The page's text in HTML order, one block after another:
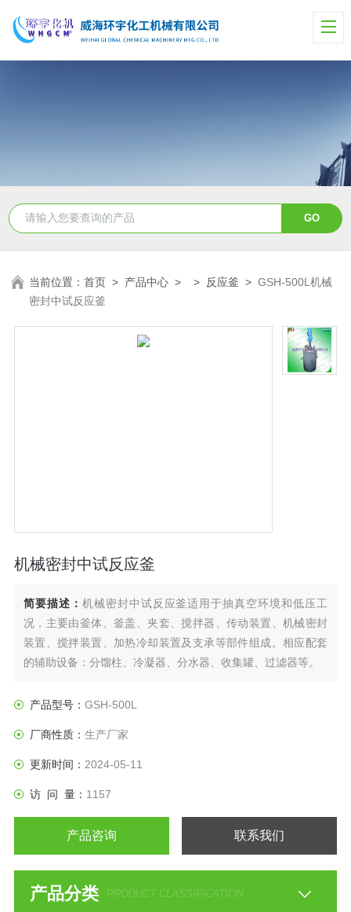
当前位置：首页 > 产品中心 > > 反应釜 >GSH-500L机械
密封中试反应釜
机械密封中试反应釜
简要描述： 机械密封中试反应釜适用于抽真空环境和低压工
况，主要由釜体、釜盖、夹套、搅拌器、传动装置、机械密封
装置、搅拌装置、加热冷却装置及支承等部件组成。相应配套
的辅助设备：分馏柱、冷凝器、分水器、收集罐、过滤器等。
产品型号： GSH-500L
厂商性质： 生产厂家
更新时间： 2024-05-11
访 问 量： 1157
产品咨询 联系我们
产品分类 PRODUCT CLASSIFICATION